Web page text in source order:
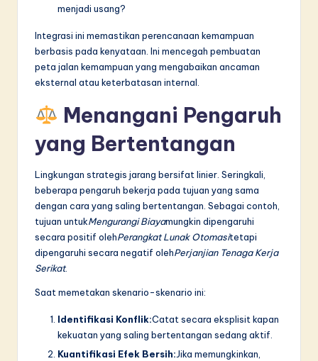
menjadi usang?
Integrasi ini memastikan perencanaan kemampuan
berbasis pada kenyataan. Ini mencegah pembuatan
peta jalan kemampuan yang mengabaikan ancaman
eksternal atau keterbatasan internal.
Menangani Pengaruh
yang Bertentangan
Lingkungan strategis jarang bersifat linier. Seringkali,
beberapa pengaruh bekerja pada tujuan yang sama
dengan cara yang saling bertentangan. Sebagai contoh,
tujuan untukMengurangi Biayamungkin dipengaruhi
secara positif olehPerangkat Lunak Otomasitetapi
dipengaruhi secara negatif olehPerjanjian Tenaga Kerja
Serikat.
Saat memetakan skenario-skenario ini:
Identifikasi Konflik:Catat secara eksplisit kapan
kekuatan yang saling bertentangan sedang aktif.
Kuantifikasi Efek Bersih:Jika memungkinkan,